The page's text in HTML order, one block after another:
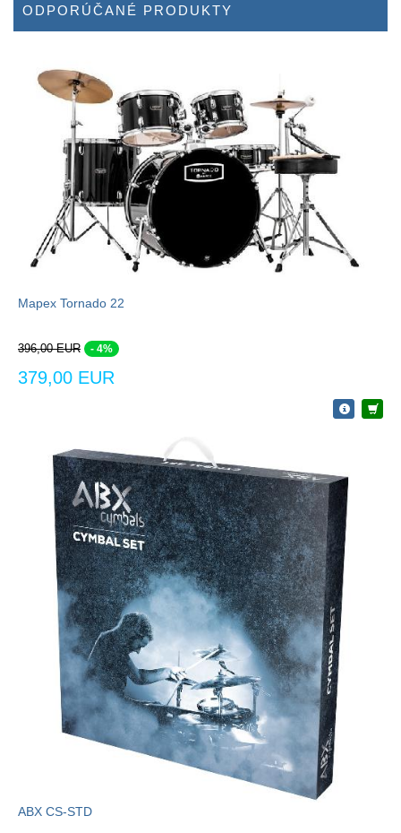
ODPORÚČANÉ PRODUKTY
Mapex Tornado 22
396,00 EUR - 4%
379,00 EUR
ABX CS-STD